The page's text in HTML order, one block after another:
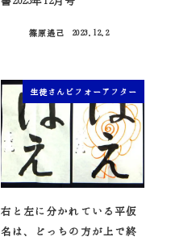
篠原遙己
2023.12.2
生徒さんビフォーアフター
右と左に分かれている平仮
名は、どっちの方が上で終